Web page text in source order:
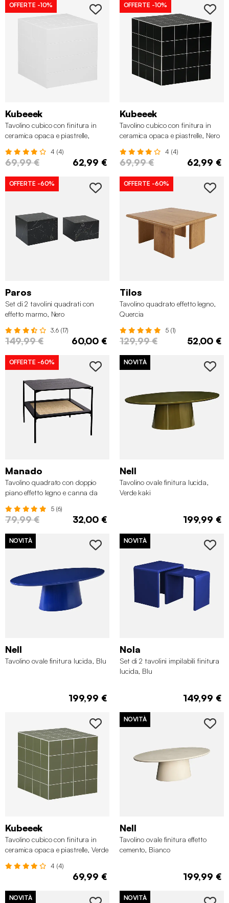
OFFERTE -10%
Kubeeek
Tavolino cubico con finitura in
ceramica opaca e piastrelle,
4 (4)
69,99 € 62,99 €
OFFERTE -10%
Kubeeek
Tavolino cubico con finitura in
ceramica opaca e piastrelle, Nero
4 (4)
69,99 € 62,99 €
OFFERTE -60%
Paros
Set di 2 tavolini quadrati con
effetto marmo, Nero
3.6 (17)
149,99 € 60,00 €
OFFERTE -60%
Tilos
Tavolino quadrato effetto legno,
Quercia
5 (1)
129,99 € 52,00 €
OFFERTE -60%
Manado
Tavolino quadrato con doppio
piano effetto legno e canna da
5 (6)
79,99 € 32,00 €
NOVITÀ
Nell
Tavolino ovale finitura lucida,
Verde kaki
199,99 €
NOVITÀ
Nell
Tavolino ovale finitura lucida, Blu
199,99 €
NOVITÀ
Nola
Set di 2 tavolini impilabili finitura
lucida, Blu
149,99 €
Kubeeek
Tavolino cubico con finitura in
ceramica opaca e piastrelle, Verde
4 (4)
69,99 €
NOVITÀ
Nell
Tavolino ovale finitura effetto
cemento, Bianco
199,99 €
NOVITÀ NOVITÀ